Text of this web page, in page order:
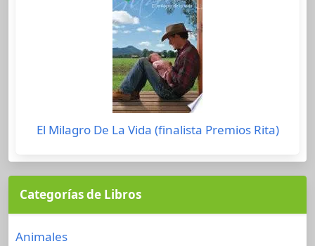
El Milagro De La Vida (finalista Premios Rita)
Categorías de Libros
Animales